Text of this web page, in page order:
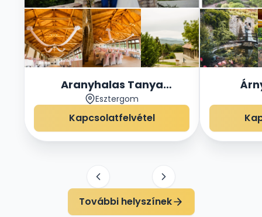
Aranyhalas Tanya
Rendezvényház
Esztergom
Kapcsolatfelvétel
További helyszínek